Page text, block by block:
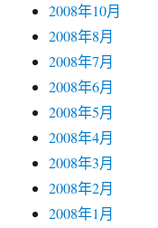
2008年10月
2008年8月
2008年7月
2008年6月
2008年5月
2008年4月
2008年3月
2008年2月
2008年1月